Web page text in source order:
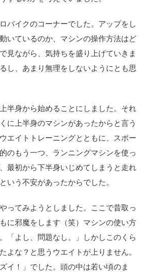
バイクのコーナーでした。アップをし
いているのか、マシンの操作方法はど
見ながら、気持ちを盛り上げていきま
し、あまり無理をしないようにとも思
半身から始めることにしました。それ
に上半身のマシンがあったからと言う
エイトトレーニングとともに、スポー
のもう一つ、ランニングマシンを使っ
最初から下半身いじめてしまうと走れ
いう不安があったからでした。
ってみようとしました。ここで昔取っ
に邪魔をします（笑）マシンの使い方
「よし、問題なし。」しかしこのくら
よな？と思うウエイトが上りません。
イ！」でした。頭の中は若い頃のま